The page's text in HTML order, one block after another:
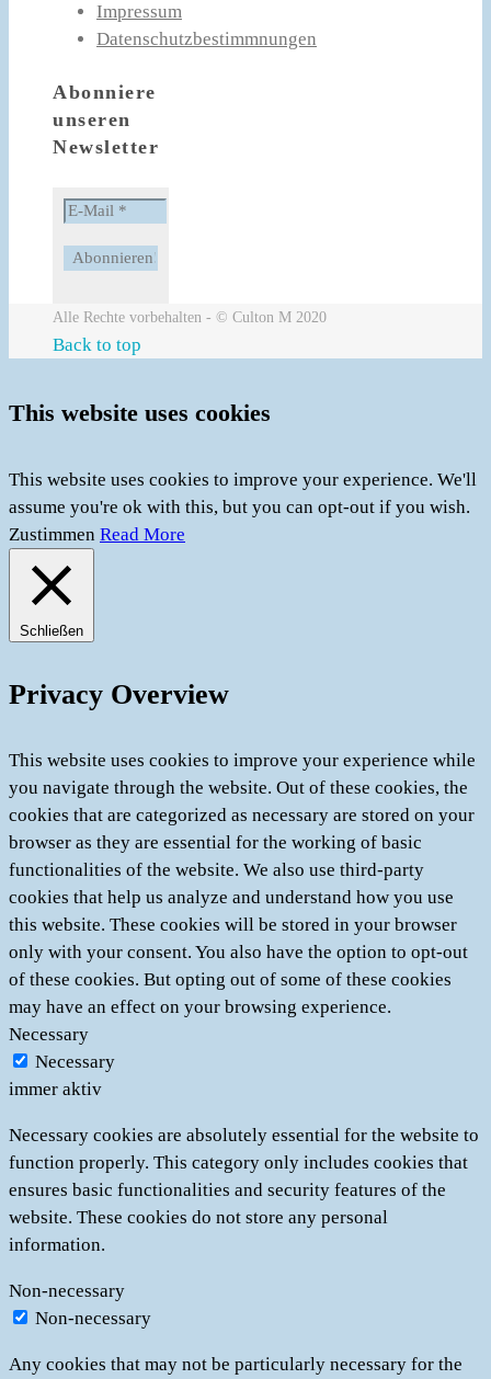
Impressum
Datenschutzbestimmnungen
Abonniere
unseren
Newsletter
Alle Rechte vorbehalten - © Culton M 2020
Back to top
This website uses cookies
This website uses cookies to improve your experience. We'll
assume you're ok with this, but you can opt-out if you wish.
Zustimmen Read More
Schließen
Privacy Overview
This website uses cookies to improve your experience while
you navigate through the website. Out of these cookies, the
cookies that are categorized as necessary are stored on your
browser as they are essential for the working of basic
functionalities of the website. We also use third-party
cookies that help us analyze and understand how you use
this website. These cookies will be stored in your browser
only with your consent. You also have the option to opt-out
of these cookies. But opting out of some of these cookies
may have an effect on your browsing experience.
Necessary
Necessary
immer aktiv
Necessary cookies are absolutely essential for the website to
function properly. This category only includes cookies that
ensures basic functionalities and security features of the
website. These cookies do not store any personal
information.
Non-necessary
Non-necessary
Any cookies that may not be particularly necessary for the